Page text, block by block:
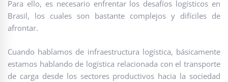
Para ello, es necesario enfrentar los desafíos logísticos en
Brasil, los cuales son bastante complejos y difíciles de
afrontar.
Cuando hablamos de infraestructura logística, básicamente
estamos hablando de logística relacionada con el transporte
de carga desde los sectores productivos hacia la sociedad